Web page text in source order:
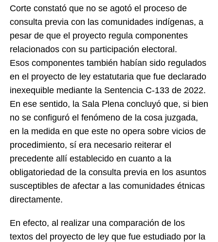
Corte constató que no se agotó el proceso de
consulta previa con las comunidades indígenas, a
pesar de que el proyecto regula componentes
relacionados con su participación electoral.
Esos componentes también habían sido regulados
en el proyecto de ley estatutaria que fue declarado
inexequible mediante la Sentencia C-133 de 2022.
En ese sentido, la Sala Plena concluyó que, si bien
no se configuró el fenómeno de la cosa juzgada,
en la medida en que este no opera sobre vicios de
procedimiento, sí era necesario reiterar el
precedente allí establecido en cuanto a la
obligatoriedad de la consulta previa en los asuntos
susceptibles de afectar a las comunidades étnicas
directamente.
En efecto, al realizar una comparación de los
textos del proyecto de ley que fue estudiado por la